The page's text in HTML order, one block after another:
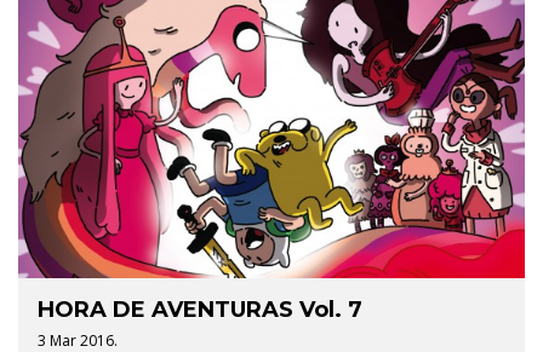
HORA DE AVENTURAS Vol. 7
3 Mar 2016.